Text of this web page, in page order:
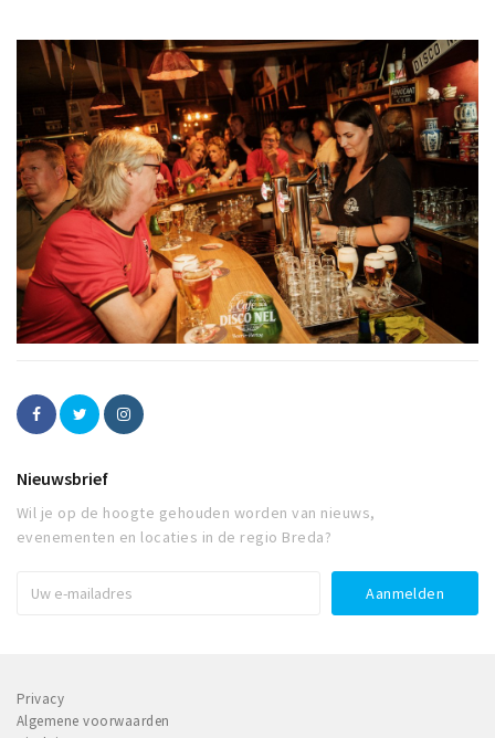
Nieuwsbrief
Wil je op de hoogte gehouden worden van nieuws,
evenementen en locaties in de regio Breda?
Privacy
Algemene voorwaarden